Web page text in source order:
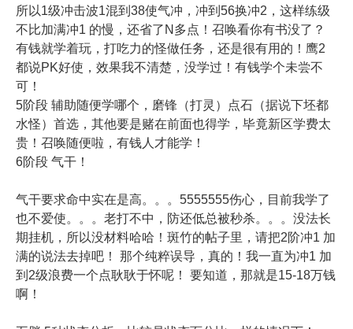
所以1级冲击波1混到38使气冲，冲到56换冲2，这样练级
不比加满冲1 的慢，还省了N多点！召唤看你有书没了？
有钱就学着玩，打吃力的怪做任务，还是很有用的！鹰2
都说PK好使，效果我不清楚，没学过！有钱学个未尝不
可！
5阶段 辅助随便学哪个，磨锋（打灵）点石（据说下坯都
水怪）首选，其他要是赌在前面也得学，毕竟新区学费太
贵！召唤随便啦，有钱人才能学！
6阶段 气干！
气干要求命中实在是高。。。5555555伤心，目前我学了
也不爱使。。。老打不中，防还低总被秒杀。。。没法长
期挂机，所以没材料哈哈！斑竹的帖子里，请把2阶冲1 加
满的说法去掉吧！ 那个纯粹误导，真的！我一直为冲1 加
到2级浪费一个点耿耿于怀呢！ 要知道，那就是15-18万钱
啊！